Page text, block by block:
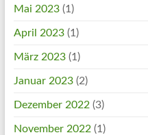
Mai 2023(1)
April 2023(1)
März 2023(1)
Januar 2023(2)
Dezember 2022(3)
November 2022(1)